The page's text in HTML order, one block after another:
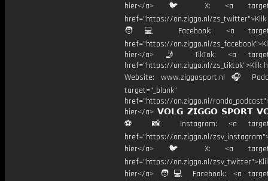
hier</a> 🐦 X: <a
href="https://on.ziggo.nl/
🧑💻 Facebook: <a
href="https://on.ziggo.nl/
hier</a> 🤳 TikTok: <a
href="https://on.ziggo.nl/zs_tiktok">Klik
Website: www.ziggosport.nl 🎧
target="_blank"
href="https://on.ziggo.nl/
hier</a> 𝗩𝗢𝗟𝗚 𝗭𝗜𝗚𝗚𝗢 𝗦𝗣𝗢𝗥𝗧
⚽️ 📸 Instagram: <a
href="https://on.ziggo.nl/
hier</a> 🐦 X: <a
href="https://on.ziggo.nl/
hier</a> 🧑💻 Facebook: <a